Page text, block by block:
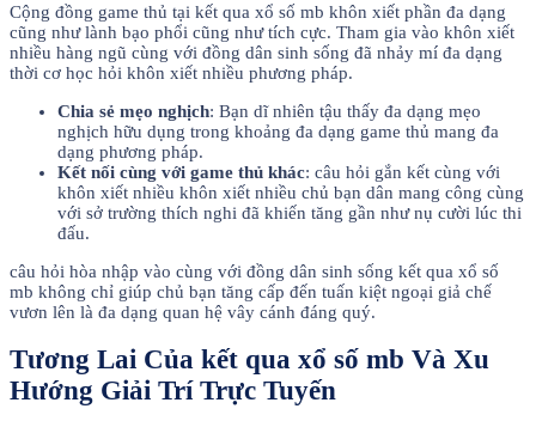
Cộng đồng game thủ tại kết qua xổ số mb khôn xiết phần đa dạng
cũng như lành bạo phổi cũng như tích cực. Tham gia vào khôn xiết
nhiều hàng ngũ cùng với đồng dân sinh sống đã nhảy mí đa dạng
thời cơ học hỏi khôn xiết nhiều phương pháp.
Chia sẻ mẹo nghịch: Bạn dĩ nhiên tậu thấy đa dạng mẹo
nghịch hữu dụng trong khoảng đa dạng game thủ mang đa
dạng phương pháp.
Kết nối cùng với game thủ khác: câu hỏi gắn kết cùng với
khôn xiết nhiều khôn xiết nhiều chủ bạn dân mang công cùng
với sở trường thích nghi đã khiến tăng gần như nụ cười lúc thi
đấu.
câu hỏi hòa nhập vào cùng với đồng dân sinh sống kết qua xổ số
mb không chỉ giúp chủ bạn tăng cấp đến tuấn kiệt ngoại giả chế
vươn lên là đa dạng quan hệ vây cánh đáng quý.
Tương Lai Của kết qua xổ số mb Và Xu
Hướng Giải Trí Trực Tuyến